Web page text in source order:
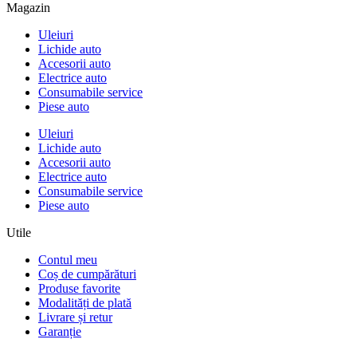
Magazin
Uleiuri
Lichide auto
Accesorii auto
Electrice auto
Consumabile service
Piese auto
Uleiuri
Lichide auto
Accesorii auto
Electrice auto
Consumabile service
Piese auto
Utile
Contul meu
Coș de cumpărături
Produse favorite
Modalități de plată
Livrare și retur
Garanție